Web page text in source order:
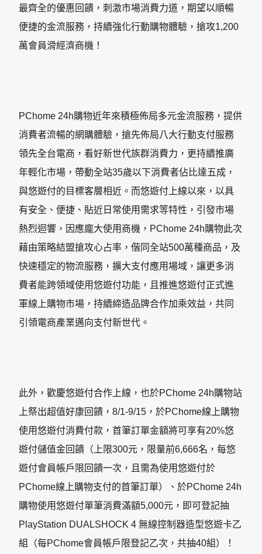
最齊全的優惠回饋，刺激市場消費力道，期望以順暢
便捷的金流服務，持續強化行動購物體驗，搶攻1,200
萬會員滑經濟商機！
PChome 24h購物近年來積極佈局多元金流服務，提供
消費者流暢的網購體驗，搶先佈局八大行動支付服務
領先全台電商，看好新世代族群消費力，更持續推廣
年輕化市場，帶動全站35歲以下消費者佔比達五成，
與悠遊付的目標客層相近。而悠遊付上線以來，以具
有安全、便捷、貼近日常使用需求等特性，引發市場
熱烈迴響，因應龐大使用商機，PChome 24h購物此次
藉由策略結盟搶攻心占率，偕同全站500萬種商品，及
快速穩定的物流服務，擴大支付應用場域，讓更多消
費者能跨領域使用悠遊付功能，且推進悠遊付正式進
軍線上購物市場，持續締造品牌合作加乘效益，共同
引領電商產業邁向支付新世代。
此外，歡慶悠遊付合作上線，也於PChome 24h購物站
上祭出超值好康回饋，8/1-9/15，於PChome線上購物
使用悠遊付消費付款，首筆訂單金額將可享有20%悠
遊付儲值金回饋（上限300元，限量前6,666名，每悠
遊付會員帳戶限回饋一次，且需為使用悠遊付於
PChome線上購物支付的首筆訂單）、於PChome 24h
購物使用悠遊付單筆消費滿額5,000元，即可登記抽
PlayStation DUALSHOCK 4 無線控制器造型悠遊卡乙
組（每PChome會員帳戶限登記乙次，共抽40組）！